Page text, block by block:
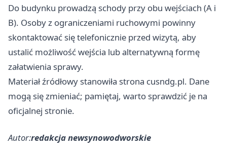
Do budynku prowadzą schody przy obu wejściach (A i
B). Osoby z ograniczeniami ruchowymi powinny
skontaktować się telefonicznie przed wizytą, aby
ustalić możliwość wejścia lub alternatywną formę
załatwienia sprawy.
Materiał źródłowy stanowiła strona cusndg.pl. Dane
mogą się zmieniać; pamiętaj, warto sprawdzić je na
oficjalnej stronie.
Autor:redakcja newsynowodworskie